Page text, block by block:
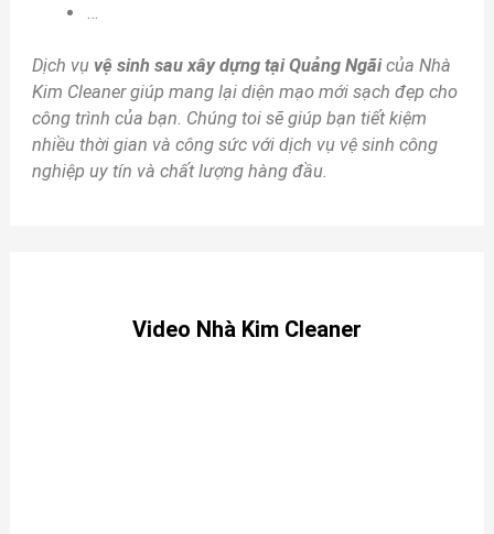
Dịch vụ vệ sinh sau xây dựng tại Quảng Ngãicủa Nhà
Kim Cleaner giúp mang lại diện mạo mới sạch đẹp cho
công trình của bạn. Chúng toi sẽ giúp bạn tiết kiệm
nhiều thời gian và công sức với dịch vụ vệ sinh công
nghiệp uy tín và chất lượng hàng đầu.
Video Nhà Kim Cleaner